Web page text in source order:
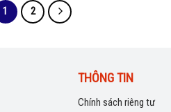
1 2
THÔNG TIN
Chính sách riêng tư